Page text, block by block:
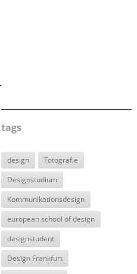
tags
design
Fotografie
Designstudium
Kommunikationsdesign
european school of design
designstudent
Design Frankfurt